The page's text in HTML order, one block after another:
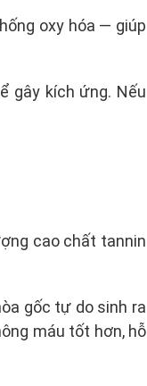
oxy hóa — giúp
gây kích ứng. Nếu
cao chất tannin
gốc tự do sinh ra
máu tốt hơn, hỗ